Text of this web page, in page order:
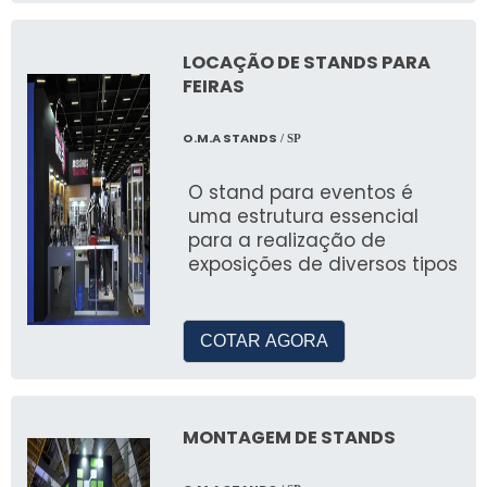
Estamos constantemente inovando no design
de tendas infláveis, oferecendo soluções
modernas e atraentes para diversos tipos de
eventos.
Soluções Personalizadas para
Grandes Eventos
A MV Infláveis oferece soluções
personalizadas para grandes eventos,
garantindo que suas necessidades sejam
atendidas com eficiência.
Garantida
LOCAÇÃO DE STANDS PARA
FEIRAS
O.M.A STANDS / SP
O stand para eventos é
uma estrutura essencial
para a realização de
exposições de diversos tipos
COTAR AGORA
MONTAGEM DE STANDS